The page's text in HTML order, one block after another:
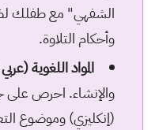
الشفهي" مع طفلك
وأحكام التلاوة.
المواد اللغوية
والإنشاء. احرص على